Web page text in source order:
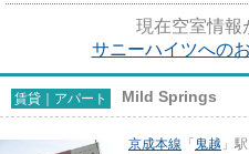
現在空室情報
サニーハイツへの
賃貸｜アパート Mild Springs
京成本線 「 鬼越 」